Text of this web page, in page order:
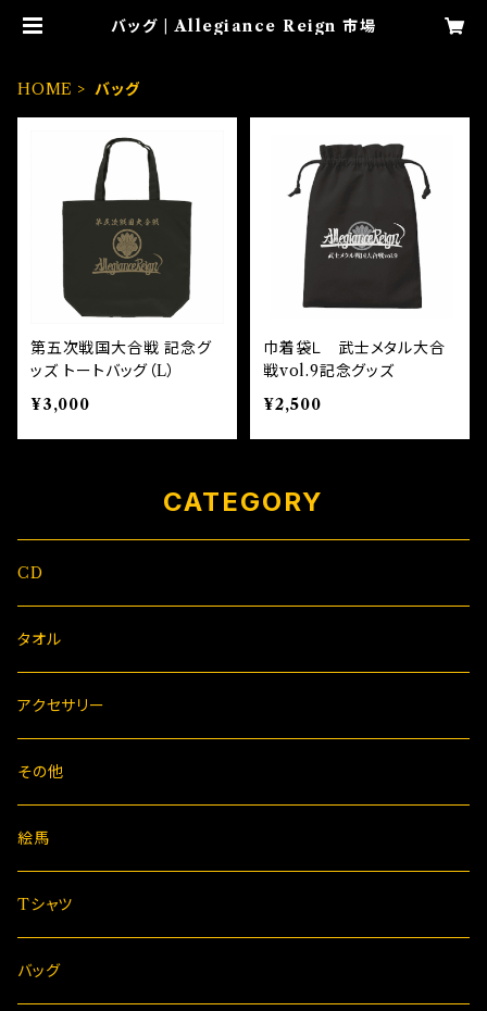
バッグ | Allegiance Reign 市場
HOME バッグ
第五次戦国大合戦 記念グ
ッズ トートバッグ（L）
¥3,000
巾着袋Ｌ 武士メタル大合
戦vol.9記念グッズ
¥2,500
CATEGORY
CD
タオル
アクセサリー
その他
絵馬
Tシャツ
バッグ